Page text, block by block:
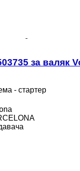
за валяк
- стартер